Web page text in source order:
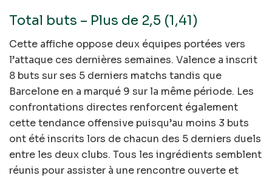
Total buts – Plus de 2,5 (1,41)
Cette affiche oppose deux équipes portées vers
l’attaque ces dernières semaines. Valence a inscrit
8 buts sur ses 5 derniers matchs tandis que
Barcelone en a marqué 9 sur la même période. Les
confrontations directes renforcent également
cette tendance offensive puisqu’au moins 3 buts
ont été inscrits lors de chacun des 5 derniers duels
entre les deux clubs. Tous les ingrédients semblent
réunis pour assister à une rencontre ouverte et